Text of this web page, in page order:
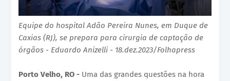
Equipe do hospital Adão Pereira Nunes, em Duque de
Caxias (RJ), se prepara para cirurgia de captação de
órgãos - Eduardo Anizelli - 18.dez.2023/Folhapress
Porto Velho, RO - Uma das grandes questões na hora